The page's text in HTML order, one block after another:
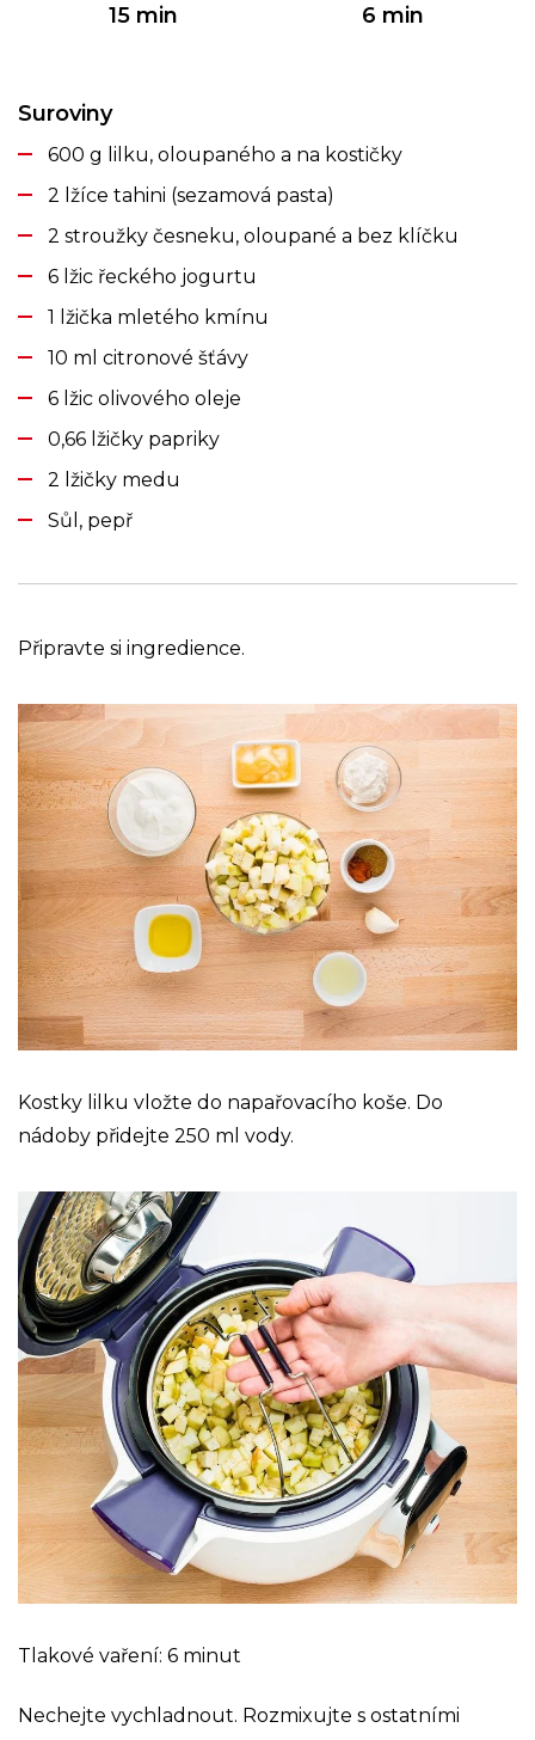
15 min 6 min
Suroviny
600 g lilku, oloupaného a na kostičky
2 lžíce tahini (sezamová pasta)
2 stroužky česneku, oloupané a bez klíčku
6 lžic řeckého jogurtu
1 lžička mletého kmínu
10 ml citronové šťávy
6 lžic olivového oleje
0,66 lžičky papriky
2 lžičky medu
Sůl, pepř
Připravte si ingredience.
Kostky lilku vložte do napařovacího koše. Do
nádoby přidejte 250 ml vody.
Tlakové vaření: 6 minut
Nechejte vychladnout. Rozmixujte s ostatními